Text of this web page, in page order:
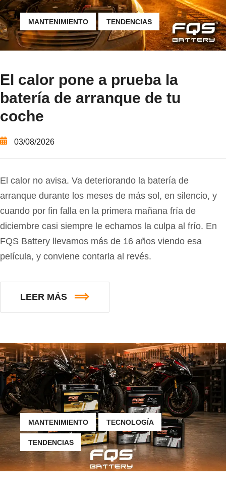
MANTENIMIENTO TENDENCIAS
El calor pone a prueba la
batería de arranque de tu
coche
03/08/2026
El calor no avisa. Va deteriorando la batería de
arranque durante los meses de más sol, en silencio, y
cuando por fin falla en la primera mañana fría de
diciembre casi siempre le echamos la culpa al frío. En
FQS Battery llevamos más de 16 años viendo esa
película, y conviene contarla al revés.
LEER MÁS
MANTENIMIENTO TECNOLOGÍA
TENDENCIAS